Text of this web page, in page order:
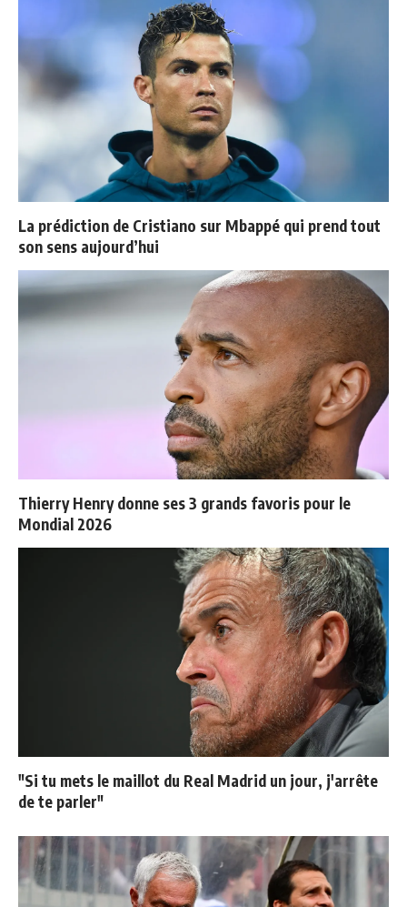
La prédiction de Cristiano sur Mbappé qui prend tout
son sens aujourd’hui
Thierry Henry donne ses 3 grands favoris pour le
Mondial 2026
"Si tu mets le maillot du Real Madrid un jour, j'arrête
de te parler"